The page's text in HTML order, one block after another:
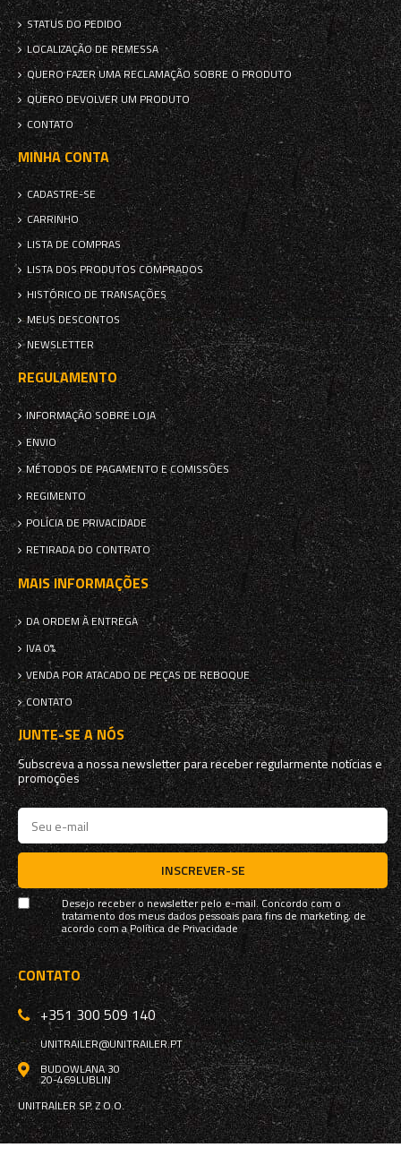
STATUS DO PEDIDO
LOCALIZAÇÃO DE REMESSA
QUERO FAZER UMA RECLAMAÇÃO SOBRE O PRODUTO
QUERO DEVOLVER UM PRODUTO
CONTATO
MINHA CONTA
CADASTRE-SE
CARRINHO
LISTA DE COMPRAS
LISTA DOS PRODUTOS COMPRADOS
HISTÓRICO DE TRANSAÇÕES
MEUS DESCONTOS
NEWSLETTER
REGULAMENTO
INFORMAÇÃO SOBRE LOJA
ENVIO
MÉTODOS DE PAGAMENTO E COMISSÕES
REGIMENTO
POLÍCIA DE PRIVACIDADE
RETIRADA DO CONTRATO
MAIS INFORMAÇÕES
DA ORDEM À ENTREGA
IVA 0%
VENDA POR ATACADO DE PEÇAS DE REBOQUE
CONTATO
JUNTE-SE A NÓS
Subscreva a nossa newsletter para receber regularmente notícias e
promoções
INSCREVER-SE
Desejo receber o newsletter pelo e-mail. Concordo com o
tratamento dos meus dados pessoais para fins de marketing, de
acordo com aPolítica de Privacidade
CONTATO
+351 300 509 140
UNITRAILER@UNITRAILER.PT
BUDOWLANA 30
20-469LUBLIN
UNITRAILER SP. Z O.O.